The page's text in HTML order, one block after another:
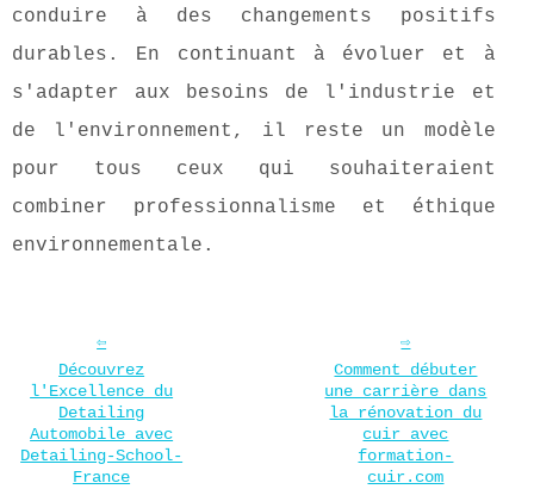
conduire à des changements positifs
durables. En continuant à évoluer et à
s'adapter aux besoins de l'industrie et
de l'environnement, il reste un modèle
pour tous ceux qui souhaiteraient
combiner professionnalisme et éthique
environnementale.
Découvrez
l'Excellence du
Detailing
Automobile avec
Detailing-School-
France
Comment débuter
une carrière dans
la rénovation du
cuir avec
formation-
cuir.com